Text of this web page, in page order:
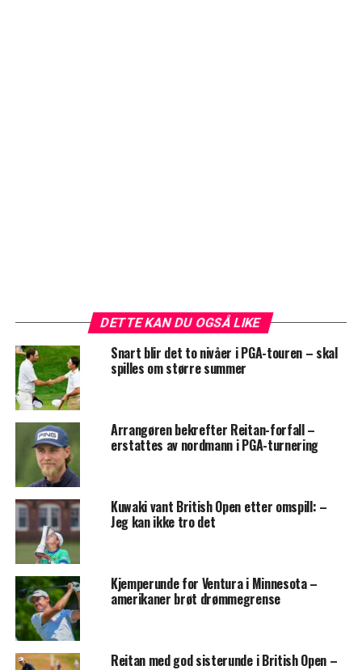
DETTE KAN DU OGSÅ LIKE
Snart blir det to nivåer i PGA-touren – skal
spilles om større summer
Arrangøren bekrefter Reitan-forfall –
erstattes av nordmann i PGA-turnering
Kuwaki vant British Open etter omspill: –
Jeg kan ikke tro det
Kjemperunde for Ventura i Minnesota –
amerikaner brøt drømmegrense
Reitan med god sisterunde i British Open –